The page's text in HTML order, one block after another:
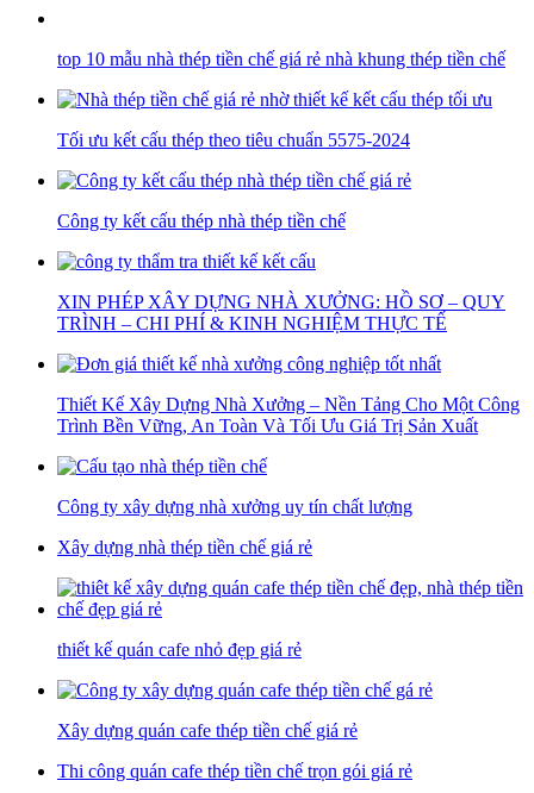
top 10 mẫu nhà thép tiền chế giá rẻ nhà khung thép tiền chế
Tối ưu kết cấu thép theo tiêu chuẩn 5575-2024
Công ty kết cấu thép nhà thép tiền chế
XIN PHÉP XÂY DỰNG NHÀ XƯỞNG: HỒ SƠ – QUY
TRÌNH – CHI PHÍ & KINH NGHIỆM THỰC TẾ
Thiết Kế Xây Dựng Nhà Xưởng – Nền Tảng Cho Một Công
Trình Bền Vững, An Toàn Và Tối Ưu Giá Trị Sản Xuất
Công ty xây dựng nhà xưởng uy tín chất lượng
Xây dựng nhà thép tiền chế giá rẻ
thiết kế quán cafe nhỏ đẹp giá rẻ
Xây dựng quán cafe thép tiền chế giá rẻ
Thi công quán cafe thép tiền chế trọn gói giá rẻ